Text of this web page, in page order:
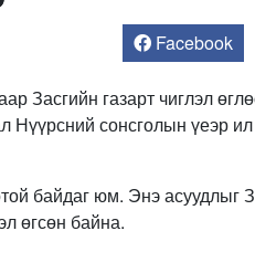
Facebook
Засгийн газарт чиглэл
Нүүрсний сонсголын үеэр
байдаг юм. Энэ асуудлыг
өгсөн байна.